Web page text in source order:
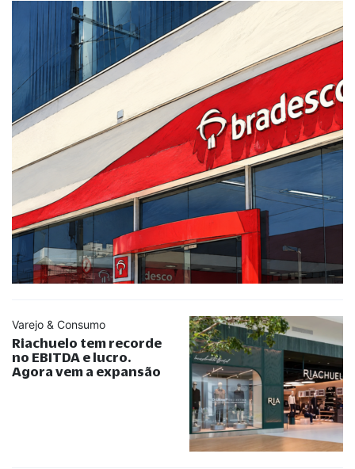
Varejo & Consumo
Riachuelo tem recorde
no EBITDA e lucro.
Agora vem a expansão